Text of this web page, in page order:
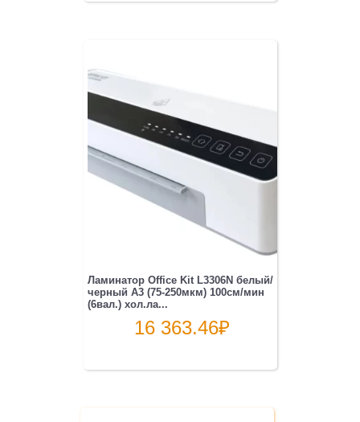
Ламинатор Office Kit L3306N белый/
черный A3 (75-250мкм) 100см/мин
(6вал.) хол.ла...
16 363.46₽